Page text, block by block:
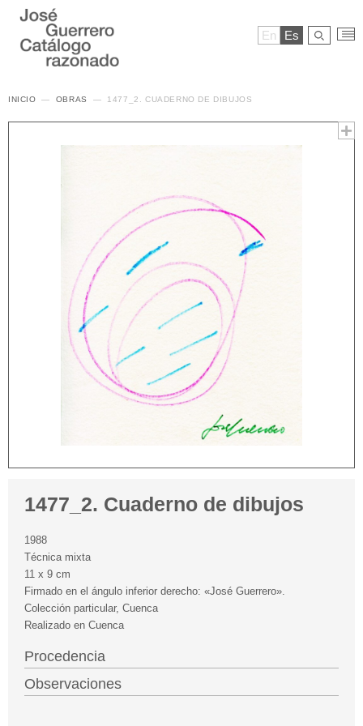
En Es
INICIO OBRAS 1477_2. CUADERNO DE DIBUJOS
1477_2. Cuaderno de dibujos
1988
Técnica mixta
11 x 9 cm
Firmado en el ángulo inferior derecho: «José Guerrero».
Colección particular, Cuenca
Realizado en Cuenca
Procedencia
Observaciones